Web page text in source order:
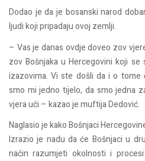
Dodao je da je bosanski narod
ljudi koji pripadaju ovoj zemlji.
– Vas je danas ovdje doveo zov
zov Bošnjaka u Hercegovini koji
izazovima. Vi ste došli da i o tome
smo mi jedno tijelo, da smo jedna
vjera uči – kazao je muftija Dedović.
Naglasio je kako Bošnjaci
Izrazio je nadu da će Bošnjaci u
način razumjeti okolnosti i